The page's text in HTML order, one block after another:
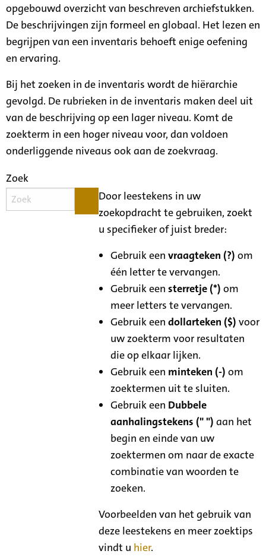
opgebouwd overzicht van beschreven archiefstukken.
De beschrijvingen zijn formeel en globaal. Het lezen en
begrijpen van een inventaris behoeft enige oefening
en ervaring.
Bij het zoeken in de inventaris wordt de hiërarchie
gevolgd. De rubrieken in de inventaris maken deel uit
van de beschrijving op een lager niveau. Komt de
zoekterm in een hoger niveau voor, dan voldoen
onderliggende niveaus ook aan de zoekvraag.
Zoek
Door leestekens in uw
zoekopdracht te gebruiken, zoekt
u specifieker of juist breder:
Gebruik eenvraagteken (?) om
één letter te vervangen.
Gebruik eensterretje (*) om
meer letters te vervangen.
Gebruik eendollarteken ($) voor
uw zoekterm voor resultaten
die op elkaar lijken.
Gebruik een minteken (-) om
zoektermen uit te sluiten.
Gebruik een Dubbele
aanhalingstekens (" ") aan het
begin en einde van uw
zoektermen om naar de exacte
combinatie van woorden te
zoeken.
Voorbeelden van het gebruik van
deze leestekens en meer zoektips
vindt u hier.